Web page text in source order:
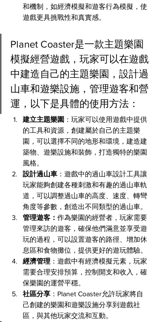
和機制，如經濟模擬和遊客行為模擬，使
遊戲更具挑戰性和真實感。
Planet Coaster是一款主題樂園
模擬經營遊戲，玩家可以在遊戲
中建造自己的主題樂園，設計過
山車和遊樂設施，管理遊客和營
運，以下是具體的使用方法：
建立主題樂園 ：玩家可以使用遊戲中提供
的工具和資源，創建屬於自己的主題樂
園，可以選擇不同的地形和環境，建造建
築物、遊樂設施和裝飾，打造獨特的樂園
風格。
設計過山車 ：遊戲中的過山車設計工具讓
玩家能夠創建各種刺激和有趣的過山車軌
道，可以調整過山車的高度、速度、轉彎
角度等參數，創造出不同類型的過山車。
管理遊客： 作為樂園的經營者，玩家需要
管理來訪的遊客，確保他們滿意並享受遊
玩的過程，可以設置遊客的路徑、增加休
息區和食物攤位，提供更好的遊玩體驗。
經濟管理 ：遊戲中有經濟模擬元素，玩家
需要合理安排預算，控制開支和收入，確
保樂園的運營平穩。
社區分享 ：Planet Coaster允許玩家將自
己創建的樂園和遊樂設施分享到遊戲社
區，與其他玩家交流和互動。